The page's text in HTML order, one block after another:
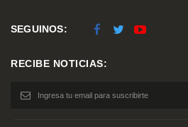
SEGUINOS:
RECIBE NOTICIAS: